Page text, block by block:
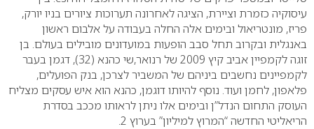
עיסוקיה כזמרת וציירת, הציגה לאחרונה תערוכות ציורים בניו יורק,
פריז, מונטריאול ובימים אלה החלה בעבודה על אלבום ראשון
באנגלית ובקרוב תחל סבב הופעות במועדונים מובילים בעולם. בן
זוגה לקמפיין אביב קיץ 2009 של רנואר,שי כהנא (32), דגמן בעבר
לקמפיינים נחשבים ביניהם של המשביר לצרכן, בנק הפועלים,
פלאפון, לחמן ועוד. נוסף להיותו דוגמן, כהנא הוא איש עסקים מצליח
העוסק התחום הנדל”ן ובימים אלו ניתן לראותו מככב בסדרת
הריאליטי החדשה “המרוץ למיליון” בערוץ 2.